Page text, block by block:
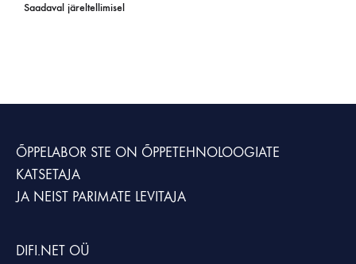
Saadaval järeltellimisel
ÕPPELABOR STE ON ÕPPETEHNOLOOGIATE
KATSETAJA
JA NEIST PARIMATE LEVITAJA
DIFI.NET OÜ